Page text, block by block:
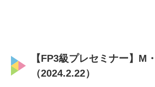
【FP3級プレセミナー】M
（2024.2.22）